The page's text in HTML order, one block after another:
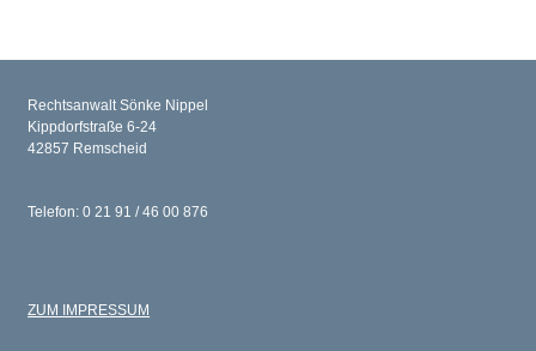
Rechtsanwalt Sönke Nippel
Kippdorfstraße 6-24
42857 Remscheid
Telefon: 0 21 91 / 46 00 876
ZUM IMPRESSUM